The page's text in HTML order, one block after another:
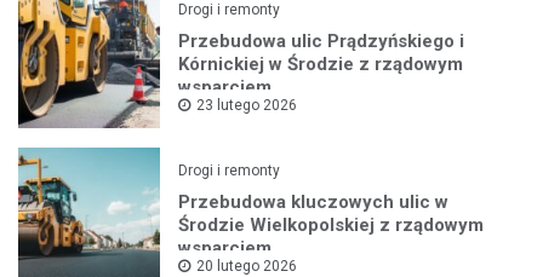
Drogi i remonty
Przebudowa ulic Prądzyńskiego i
Kórnickiej w Środzie z rządowym
wsparciem
23 lutego 2026
Drogi i remonty
Przebudowa kluczowych ulic w
Środzie Wielkopolskiej z rządowym
wsparciem
20 lutego 2026